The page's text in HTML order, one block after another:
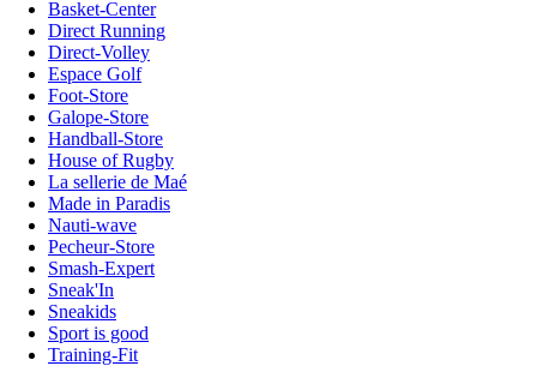
Basket-Center
Direct Running
Direct-Volley
Espace Golf
Foot-Store
Galope-Store
Handball-Store
House of Rugby
La sellerie de Maé
Made in Paradis
Nauti-wave
Pecheur-Store
Smash-Expert
Sneak'In
Sneakids
Sport is good
Training-Fit